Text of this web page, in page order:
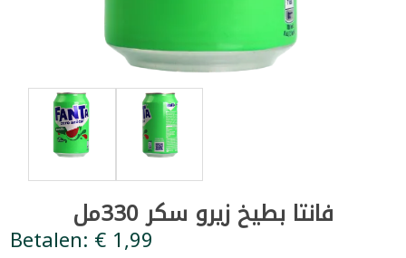
فانتا بطيخ زيرو سكر 330مل
Betalen: € 1,99